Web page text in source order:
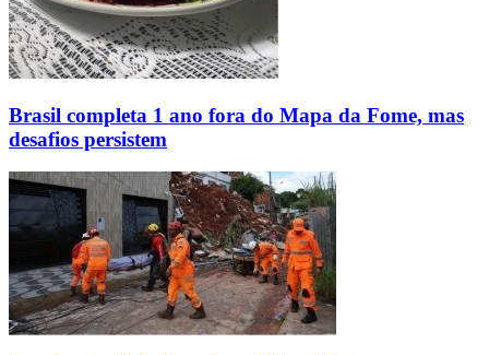
Brasil completa 1 ano fora do Mapa da Fome, mas
desafios persistem